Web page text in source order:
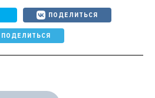
ПОДЕЛИТЬСЯ
ПОДЕЛИТЬСЯ